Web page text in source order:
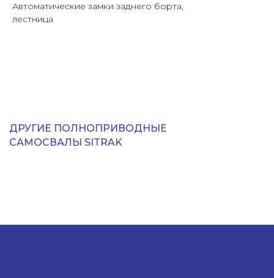
Автоматические замки заднего борта,
лестница
ДРУГИЕ ПОЛНОПРИВОДНЫЕ
САМОСВАЛЫ SITRAK